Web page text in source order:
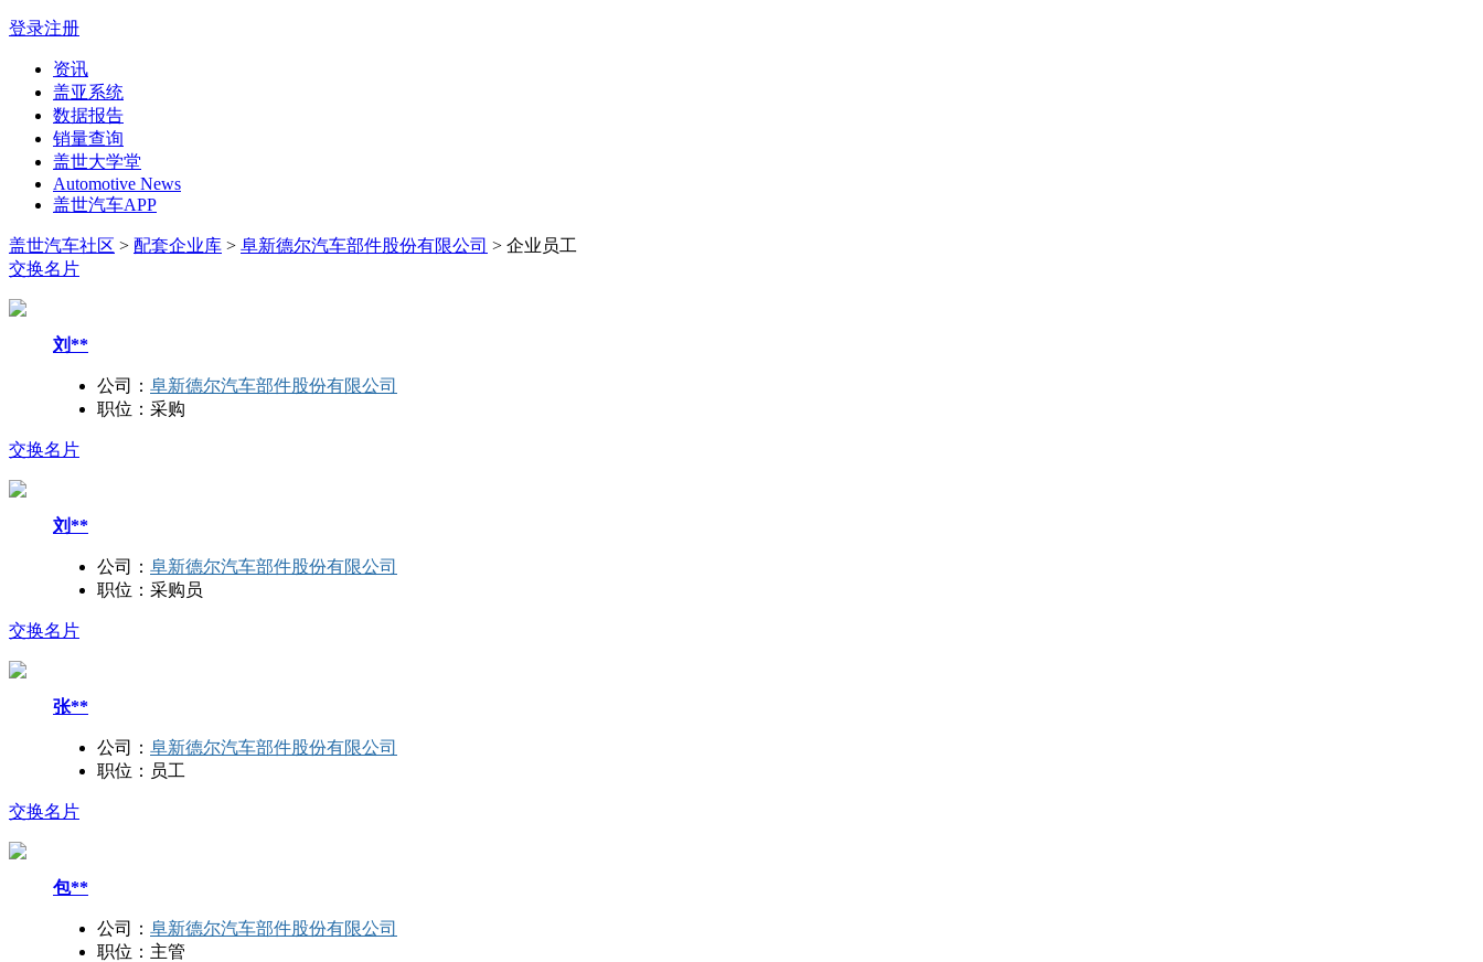
登录注册
资讯
盖亚系统
数据报告
销量查询
盖世大学堂
Automotive News
盖世汽车APP
盖世汽车社区 > 配套企业库 > 阜新德尔汽车部件股份有限公司 > 企业员工
交换名片
刘**
公司： 阜新德尔汽车部件股份有限公司
职位： 采购
交换名片
刘**
公司： 阜新德尔汽车部件股份有限公司
职位： 采购员
交换名片
张**
公司： 阜新德尔汽车部件股份有限公司
职位： 员工
交换名片
包**
公司： 阜新德尔汽车部件股份有限公司
职位： 主管